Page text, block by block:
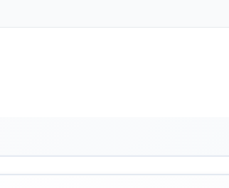
键预登记”（确认到店时间、发票抬头、房型偏好
静/高楼层房，保留周中“最后一间房”给核心企业客
匙或快速制卡，入住引导通过企业版欢迎信（